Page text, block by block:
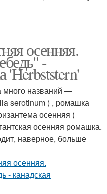
осенняя.
-
'Herbststern'
много названий —
serotinum ) , ромашка
осенняя (
осенняя ромашка.
наверное, больше